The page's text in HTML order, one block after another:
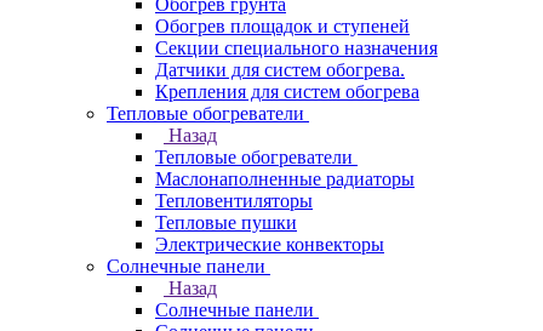
Обогрев грунта
Обогрев площадок и ступеней
Секции специального назначения
Датчики для систем обогрева.
Крепления для систем обогрева
Тепловые обогреватели
Назад
Тепловые обогреватели
Маслонаполненные радиаторы
Тепловентиляторы
Тепловые пушки
Электрические конвекторы
Солнечные панели
Назад
Солнечные панели